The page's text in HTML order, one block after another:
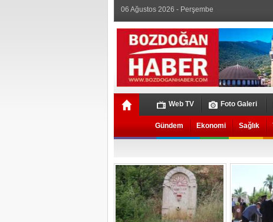
06 Ağustos 2026 - Perşembe
Web TV Foto Galeri
Gündem Ekonomi Sağlık